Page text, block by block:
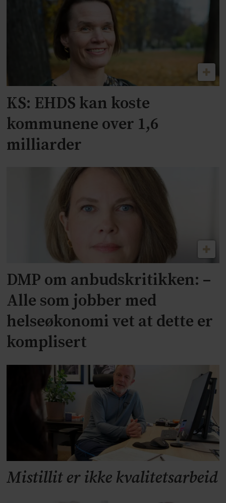
KS: EHDS kan koste
kommunene over 1,6
milliarder
DMP om anbudskritikken: –
Alle som jobber med
helseøkonomi vet at dette er
komplisert
Mistillit er ikke kvalitetsarbeid